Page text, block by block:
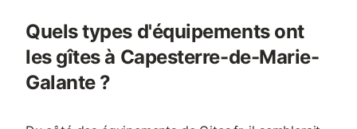
Quels types d'équipements ont
les gîtes à Capesterre-de-Marie-
Galante ?